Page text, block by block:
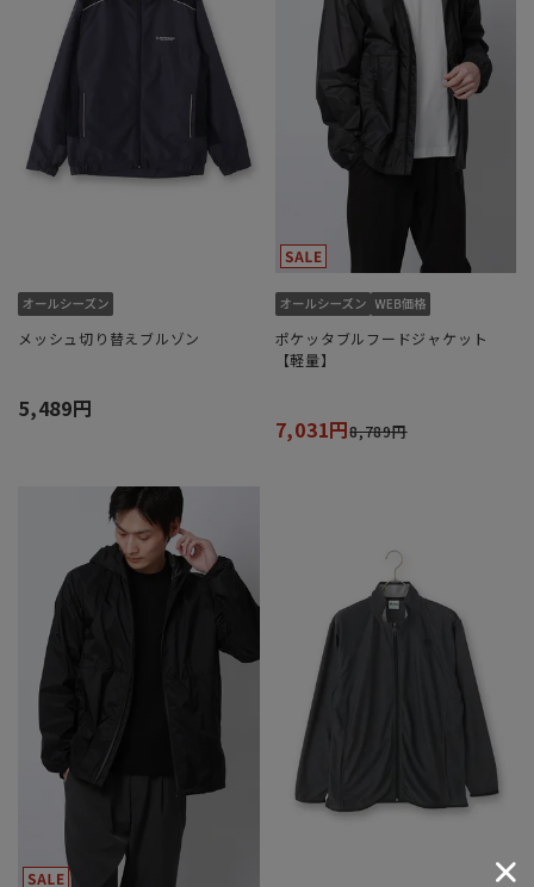
メッシュ切り替えブルゾン
5,489円
ポケッタブルフードジャケット
【軽量】
7,031円8,789円